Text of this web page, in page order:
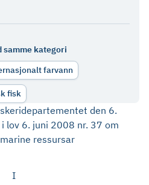
samme kategori
farvann
fisk
den 6.
lov 6. juni 2008 nr. 37 om
ressursar
I